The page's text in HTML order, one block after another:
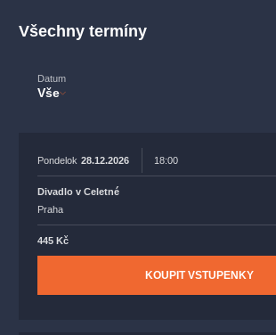
Všechny termíny
Datum
Vše
Pondelok 28.12.2026 18:00
Divadlo v Celetné
Praha
445 Kč
KOUPIT VSTUPENKY